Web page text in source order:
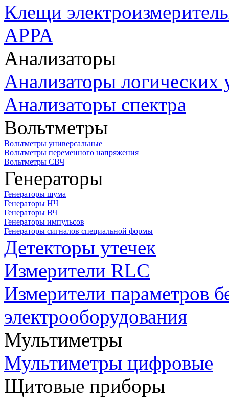
Клещи
APPA
Анализаторы
Анализаторы логических
Анализаторы спектра
Вольтметры
Вольтметры универсальные
Вольтметры переменного напряжения
Вольтметры СВЧ
Генераторы
Генераторы шума
Генераторы НЧ
Генераторы ВЧ
Генераторы импульсов
Генераторы сигналов специальной формы
Детекторы утечек
Измерители RLC
Измерители параметров
электрооборудования
Мультиметры
Мультиметры цифровые
Щитовые приборы